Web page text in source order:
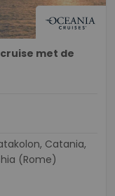
met de
(Rome)